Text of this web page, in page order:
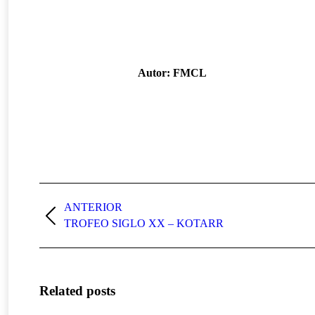
Autor: FMCL
entre
publicaciones
ANTERIOR
Publicación
TROFEO SIGLO XX – KOTARR
Related posts